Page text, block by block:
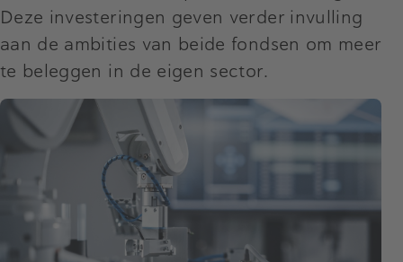
Deze investeringen geven verder invulling
aan de ambities van beide fondsen om meer
te beleggen in de eigen sector.